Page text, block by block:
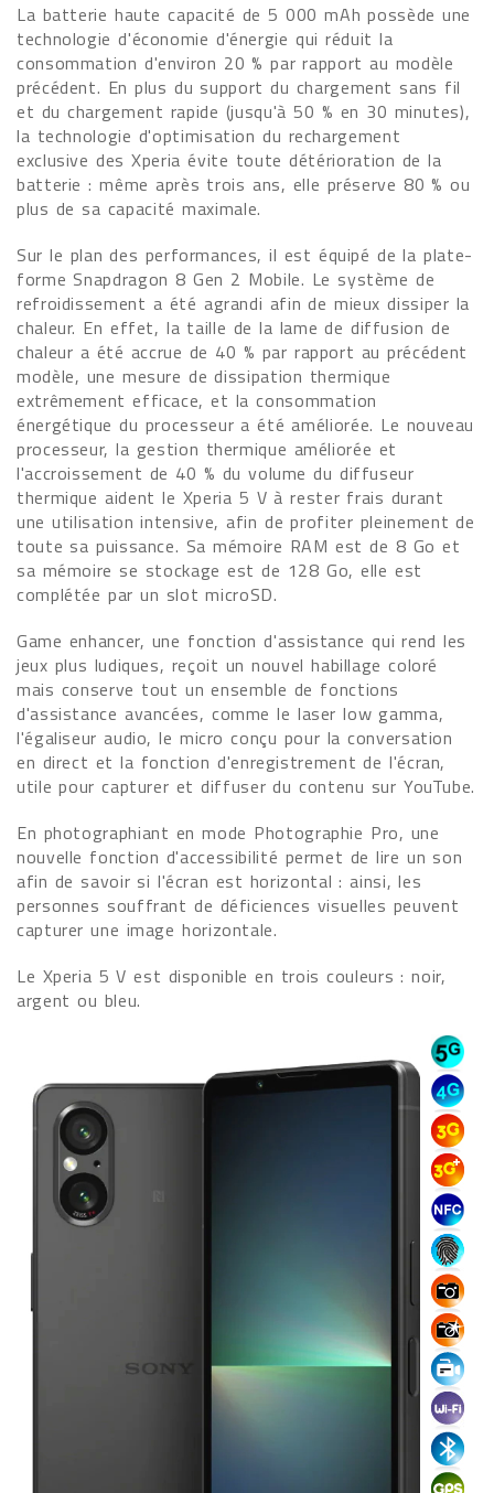
La batterie haute capacité de 5 000 mAh possède une
technologie d'économie d'énergie qui réduit la
consommation d'environ 20 % par rapport au modèle
précédent. En plus du support du chargement sans fil
et du chargement rapide (jusqu'à 50 % en 30 minutes),
la technologie d'optimisation du rechargement
exclusive des Xperia évite toute détérioration de la
batterie : même après trois ans, elle préserve 80 % ou
plus de sa capacité maximale.
Sur le plan des performances, il est équipé de la plate-
forme Snapdragon 8 Gen 2 Mobile. Le système de
refroidissement a été agrandi afin de mieux dissiper la
chaleur. En effet, la taille de la lame de diffusion de
chaleur a été accrue de 40 % par rapport au précédent
modèle, une mesure de dissipation thermique
extrêmement efficace, et la consommation
énergétique du processeur a été améliorée. Le nouveau
processeur, la gestion thermique améliorée et
l'accroissement de 40 % du volume du diffuseur
thermique aident le Xperia 5 V à rester frais durant
une utilisation intensive, afin de profiter pleinement de
toute sa puissance. Sa mémoire RAM est de 8 Go et
sa mémoire se stockage est de 128 Go, elle est
complétée par un slot microSD.
Game enhancer, une fonction d'assistance qui rend les
jeux plus ludiques, reçoit un nouvel habillage coloré
mais conserve tout un ensemble de fonctions
d'assistance avancées, comme le laser low gamma,
l'égaliseur audio, le micro conçu pour la conversation
en direct et la fonction d'enregistrement de l'écran,
utile pour capturer et diffuser du contenu sur YouTube.
En photographiant en mode Photographie Pro, une
nouvelle fonction d'accessibilité permet de lire un son
afin de savoir si l'écran est horizontal : ainsi, les
personnes souffrant de déficiences visuelles peuvent
capturer une image horizontale.
Le Xperia 5 V est disponible en trois couleurs : noir,
argent ou bleu.